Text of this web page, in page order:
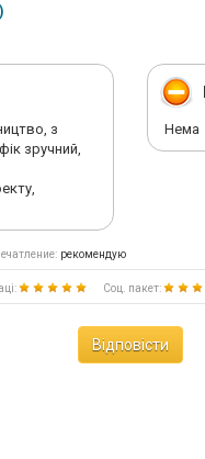
з
зручний,
Нема
рекомендую
Соц. пакет:
Відповісти